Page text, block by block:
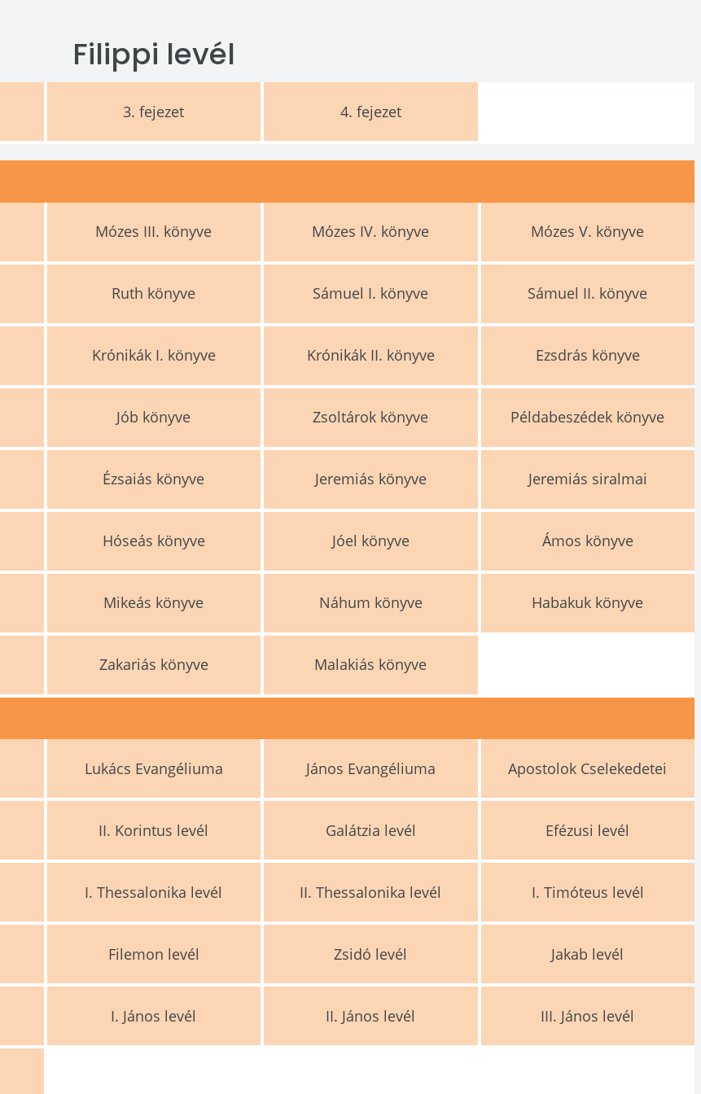
Filippi levél
3. fejezet 4. fejezet
Mózes III. könyve Mózes IV. könyve Mózes V. könyve
Ruth könyve Sámuel I. könyve Sámuel II. könyve
Krónikák I. könyve Krónikák II. könyve Ezsdrás könyve
Jób könyve Zsoltárok könyve Példabeszédek könyve
Ézsaiás könyve Jeremiás könyve Jeremiás siralmai
Hóseás könyve Jóel könyve Ámos könyve
Mikeás könyve Náhum könyve Habakuk könyve
Zakariás könyve Malakiás könyve
Lukács Evangéliuma János Evangéliuma Apostolok Cselekedetei
II. Korintus levél Galátzia levél Efézusi levél
I. Thessalonika levél II. Thessalonika levél I. Timóteus levél
Filemon levél Zsidó levél Jakab levél
I. János levél II. János levél III. János levél